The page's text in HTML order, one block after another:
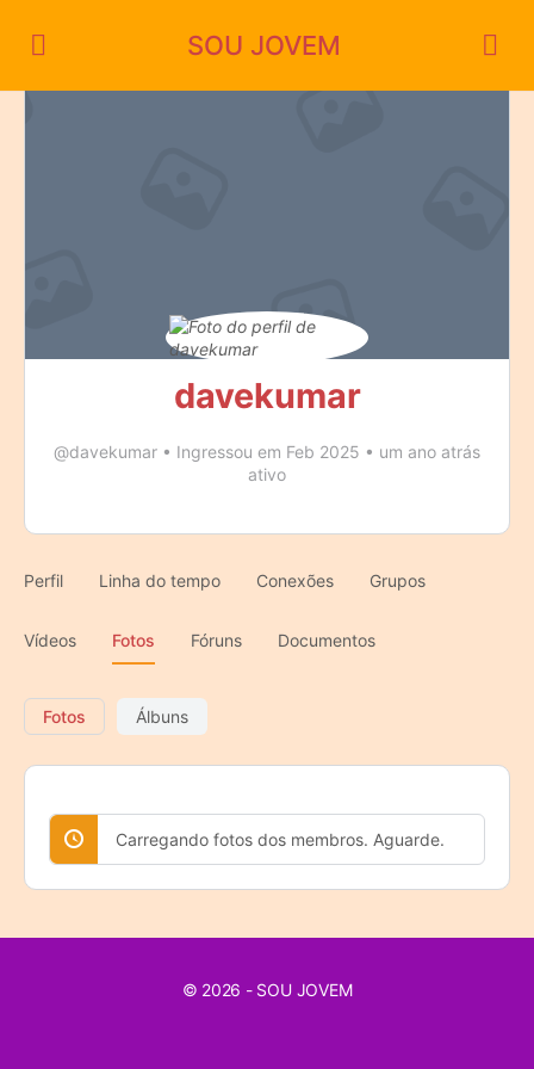
SOU JOVEM
davekumar
@davekumar • Ingressou em Feb 2025 • um ano atrás
ativo
Perfil Linha do tempo Conexões Grupos
Vídeos Fotos Fóruns Documentos
Fotos Álbuns
Carregando fotos dos membros. Aguarde.
© 2026 - SOU JOVEM